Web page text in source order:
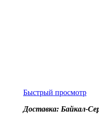
Быстрый просмотр
Доставка: Байкал-